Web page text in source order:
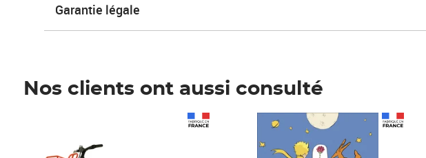
Garantie légale
Nos clients ont aussi consulté
Prix 7,50€